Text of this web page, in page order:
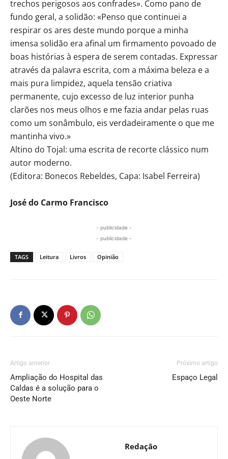
trechos perigosos aos confrades». Como pano de
fundo geral, a solidão: «Penso que continuei a
respirar os ares deste mundo porque a minha
imensa solidão era afinal um firmamento povoado de
boas histórias à espera de serem contadas. Expressar
através da palavra escrita, com a máxima beleza e a
mais pura limpidez, aquela tensão criativa
permanente, cujo excesso de luz interior punha
clarões nos meus olhos e me fazia andar pelas ruas
como um sonâmbulo, eis verdadeiramente o que me
mantinha vivo.»
Altino do Tojal: uma escrita de recorte clássico num
autor moderno.
(Editora: Bonecos Rebeldes, Capa: Isabel Ferreira)
José do Carmo Francisco
- publicidade -
- publicidade -
TAGS Leitura Livros Opinião
Artigo anterior
Ampliação do Hospital das
Caldas é a solução para o
Oeste Norte
Próximo artigo
Espaço Legal
Redação